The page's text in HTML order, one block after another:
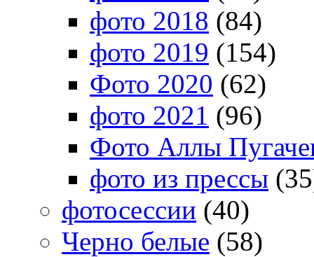
фото 2018 (84)
фото 2019 (154)
Фото 2020 (62)
фото 2021 (96)
Фото Аллы
фото из прессы
фотосессии (40)
Черно белые (58)